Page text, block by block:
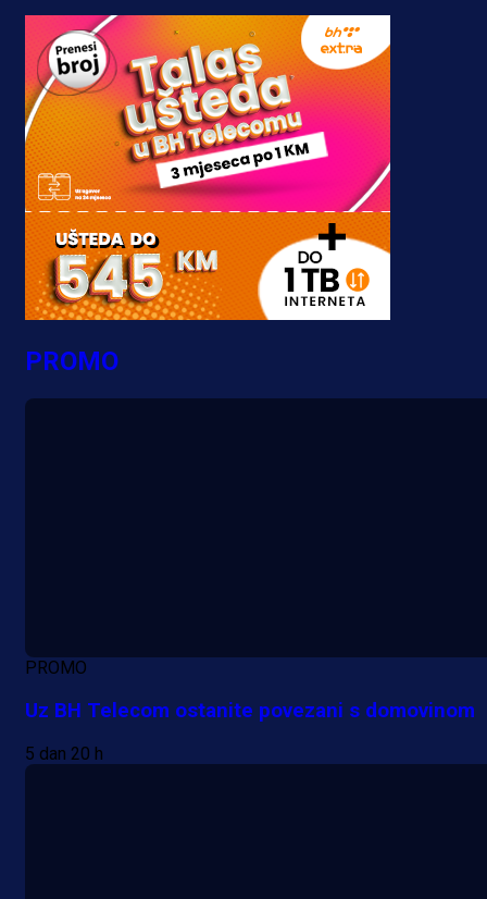
PROMO
PROMO
Uz BH Telecom ostanite povezani s domovinom
5 dan 20 h